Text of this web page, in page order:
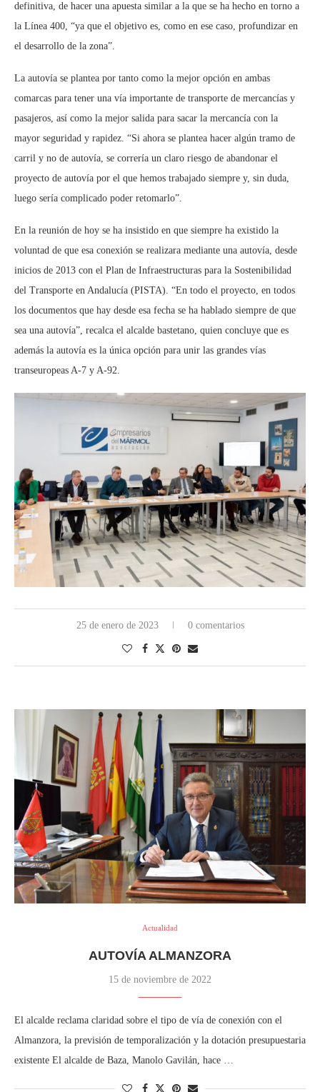
definitiva, de hacer una apuesta similar a la que se ha hecho en torno a
la Línea 400, “ya que el objetivo es, como en ese caso, profundizar en
el desarrollo de la zona”.
La autovía se plantea por tanto como la mejor opción en ambas
comarcas para tener una vía importante de transporte de mercancías y
pasajeros, así como la mejor salida para sacar la mercancía con la
mayor seguridad y rapidez. “Si ahora se plantea hacer algún tramo de
carril y no de autovía, se correría un claro riesgo de abandonar el
proyecto de autovía por el que hemos trabajado siempre y, sin duda,
luego sería complicado poder retomarlo”.
En la reunión de hoy se ha insistido en que siempre ha existido la
voluntad de que esa conexión se realizara mediante una autovía, desde
inicios de 2013 con el Plan de Infraestructuras para la Sostenibilidad
del Transporte en Andalucía (PISTA). “En todo el proyecto, en todos
los documentos que hay desde esa fecha se ha hablado siempre de que
sea una autovía”, recalca el alcalde bastetano, quien concluye que es
además la autovía es la única opción para unir las grandes vías
transeuropeas A-7 y A-92.
25 de enero de 2023 0 comentarios
Actualidad
AUTOVÍA ALMANZORA
15 de noviembre de 2022
El alcalde reclama claridad sobre el tipo de vía de conexión con el
Almanzora, la previsión de temporalización y la dotación presupuestaria
existente El alcalde de Baza, Manolo Gavilán, hace …